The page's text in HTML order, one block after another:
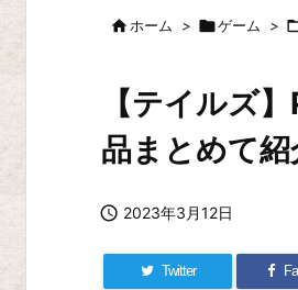
ホーム > ゲーム >
【テイルズ
品まとめて紹
 2023年3月12日
Twitter